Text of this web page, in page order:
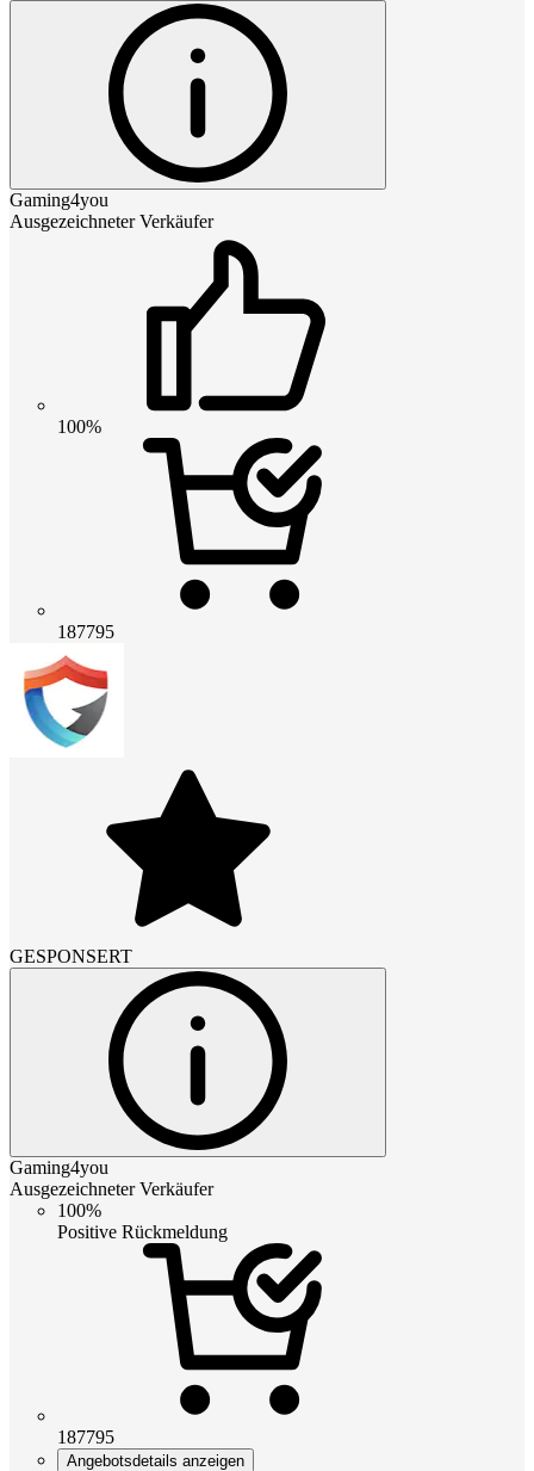
Gaming4you
Ausgezeichneter Verkäufer
100%
187795
GESPONSERT
Gaming4you
Ausgezeichneter Verkäufer
100%
Positive Rückmeldung
187795
Angebotsdetails anzeigen